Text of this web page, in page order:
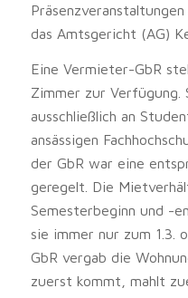
das Amtsgericht (AG)
Eine Vermieter-GbR
Zimmer zur
ausschließlich an
ansässigen
der GbR war eine
geregelt. Die
Semesterbeginn und -
sie immer nur zum 1.3.
GbR vergab die
zuerst kommt, mahlt